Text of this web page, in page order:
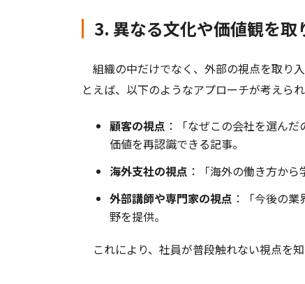
3. 異なる文化や価値観を取
組織の中だけでなく、外部の視点を取り
とえば、以下のようなアプローチが考えられ
顧客の視点 ：「なぜこの会社を選ん
価値を再認識できる記事。
海外支社の視点 ：「海外の働き方から
外部講師や専門家の視点 ：「今後の
野を提供。
これにより、社員が普段触れない視点を